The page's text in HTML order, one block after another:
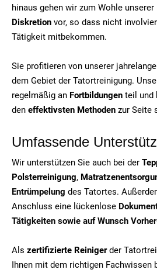
hinaus gehen wir zum Wohle
Diskretion vor, so dass nicht
Tätigkeit mitbekommen.
Sie profitieren von unserer
dem Gebiet der Tatortreinigung.
regelmäßig an Fortbildungen teil und
den effektivsten Methoden zur Seite
Umfassende
Wir unterstützen Sie auch bei der
Polsterreinigung,
Entrümpelung des Tatortes.
Anschluss eine lückenlose
Tätigkeiten sowie auf Wunsch
Als zertifizierte Reinigerder
Ihnen mit dem richtigen Fachwissen